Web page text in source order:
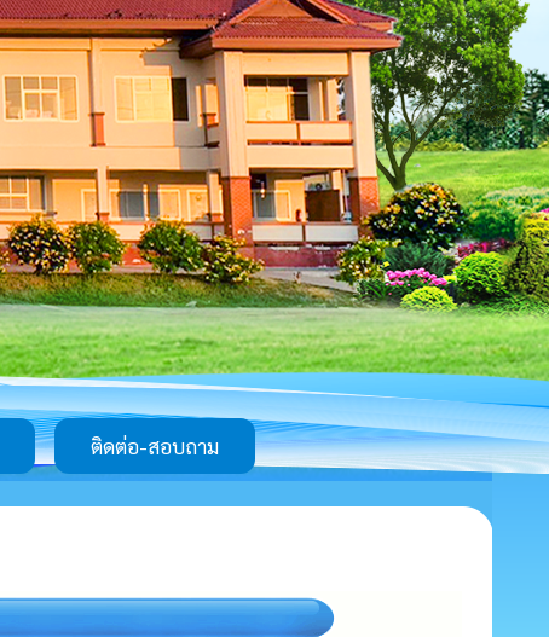
ติดต่อ-สอบถาม